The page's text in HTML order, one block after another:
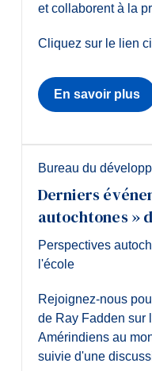
et collaborent à la
Cliquez sur le lien
En savoir plus
Bureau du
Derniers
autochtones »
Perspectives
l'école
Rejoignez-nous
de Ray Fadden sur
Amérindiens au
suivie d'une